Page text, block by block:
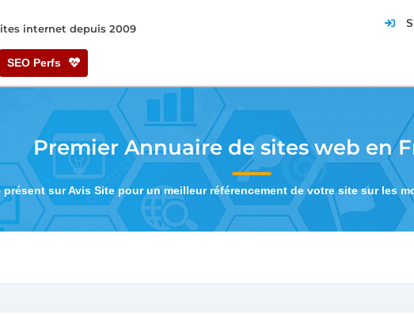
internet depuis 2009
SEO Perfs
Premier Annuaire de sites web en
présent sur Avis Site pour un meilleur référencement de votre site sur les